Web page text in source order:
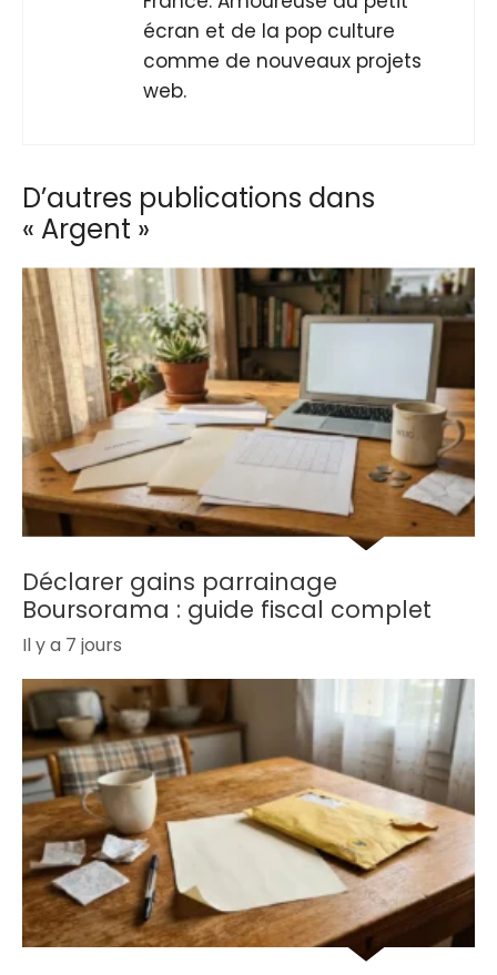
écran et de la pop culture
comme de nouveaux projets
web.
D’autres publications dans
« Argent »
Déclarer gains parrainage
Boursorama : guide fiscal complet
Il y a 7 jours